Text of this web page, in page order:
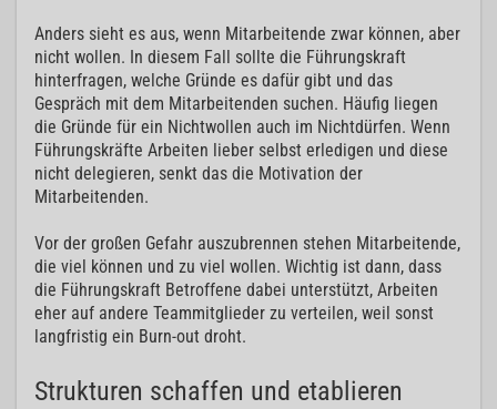
Anders sieht es aus, wenn Mitarbeitende zwar können, aber
nicht wollen. In diesem Fall sollte die Führungskraft
hinterfragen, welche Gründe es dafür gibt und das
Gespräch mit dem Mitarbeitenden suchen. Häufig liegen
die Gründe für ein Nichtwollen auch im Nichtdürfen. Wenn
Führungskräfte Arbeiten lieber selbst erledigen und diese
nicht delegieren, senkt das die Motivation der
Mitarbeitenden.
Vor der großen Gefahr auszubrennen stehen Mitarbeitende,
die viel können und zu viel wollen. Wichtig ist dann, dass
die Führungskraft Betroffene dabei unterstützt, Arbeiten
eher auf andere Teammitglieder zu verteilen, weil sonst
langfristig ein Burn-out droht.
Strukturen schaffen und etablieren